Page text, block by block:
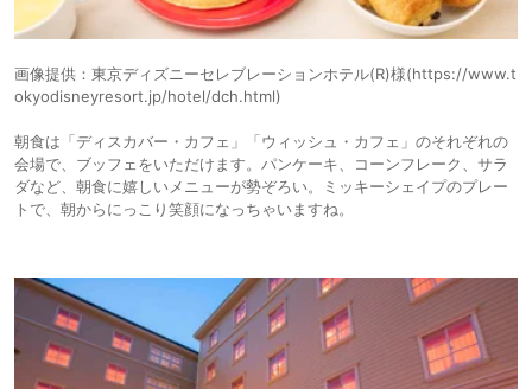
画像提供：東京ディズニーセレブレーションホテル(R)様(https://www.t
okyodisneyresort.jp/hotel/dch.html)
朝食は「ディスカバー・カフェ」「ウィッシュ・カフェ」のそれぞれの
会場で、ブッフェをいただけます。パンケーキ、コーンフレーク、サラ
ダなど、朝食に嬉しいメニューが勢ぞろい。ミッキーシェイプのプレー
トで、朝からにっこり笑顔になっちゃいますね。